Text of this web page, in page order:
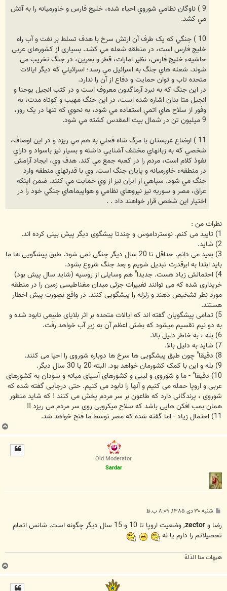
9 ) ناوگان نظامي شوروي احياء شده، خليج فارس و خاورميانه را به آتش
مي کشد.
10 ) جنگي که يک طرف آن ارتش سرخ با هدف تسلط بر نفت و آب راه
خليج فارس است، در منطقه شعله مي کشد. بسیاری از کشورهای عربی
حاشیهء خلیج فارس، نظیر امارات، قطر و بحرین، در جنگ تخریب می
شوند. شعله هاي جنگ به اسرائيل مي رسد؛ اسرائيلي که ديگر ايالات
متحده تاب و توان حمايت و دفاع از آن را ندارد.
در اين جنگ که به نبرد آرماگدون معروف است و در کتب انجيل يوحنا و
انجیل متا بدان اشاره شده است، در این جنگ مهیب و کوتاه مدت، به
وفور از سلاح هاي اتمي استفاده مي شود، به نحوي که تنها در يک روز،
9 ميليون تن در شمال بیت المقدس کشته مي شود.
11 ) اوضاع عربستان با مرگ شاه فعلي به هم مي ريزد و در اين اوصاف،
شخصي که به زبانهاي مختلف آشنايي داشته و بسيار نيز باسواد و داراي
نفوذ کلام است، مردم را در کعبه جمع مي کند. هدف وي، ايجاد آرامش
در منطقهء خاورميانه و پايان جنگ است. وي با قدرتهاي منطقه وارد
جنگ مي شود. سپاهي از ايران نيز از وي حمايت مي کنند. ضمن اينکه
عراق، مصر و سوريه نيز نيروهاي نظامي و هواپيماهاي جنگي خود را در
اختيار اين شخص قرار خواهند داد . .
نظرات من :
1) تایید می کنم. نوسترداموس و چندتا پیشگوی دیگر پیش بینی کرده اند.
2) شاید.
3) بعید می دانم. حداقل تا 20 سال دیگر جنگی نمی شود. طبق پیشگویی ها ما
باید ابتدا به ابرقدرت تبدیل شویم و بعد جنگ شروع بشود.
4) احتمالش زیاد هست. جدیدا" هم وسایلی از روسیه (شاید سال پیش بود)
خریداری شده که می توانند تغییرات جزئی میدان مغناطیسی زمین را در منطقه
مورد نظر تشخیص دهند و زلزله را پیشگویی کنند. در واقع بصورت پیش اخطار
هستند.
5) تمامی پیشگویان گفته اند که ایالات متحده بر اثر بلایای طبیعی نابود شده و
به دو نیم تقسیم میشود که بخش اعظم آن به زیر آب خواهد رفت.
6) بله ، به خاطر دلیل بالا.
7) شاید به دلیل بالا.
8) دقیقا" چون طبق پیشگویی ها سرخ ها دوباره شوروی را احیا می کنند.
9) بله و این با کمک کشورمان خواهد بود. البته 20 یا 30 سال دیگر.
10) دقیقا" - ما و شوروی و لیبی و کشورهای آسیای میانه و سودان به کشورهای
عربی و اروپا حمله می کنیم و آنها را نابود می کنیم. حتی درجایی گفته شده که
شوروی ، پرندگانی دارد که طاعون بر سر مردم پخش می کنند ! که شاید منظور
همان بمب افکن هایی باشد که سلاح میکروبی روی سر مردم می ریزد !!
11) احتمال زیاد - اما گفته شده که مصر توسط ما فتح خواهد شد.
ب
ا
Old Moderator
Sardar
پ
ت
شنبه ۳۰ دی ۱۳۸۵, ۸:۰۹ ب.ظ
رضا وzector
, وضعيت اروپا تا 10 و 15 سال ديگر چگونه است. شانس اتمام
تحصيلاتم را دارم يا نه
هیهات منا الذلة
ب
ا